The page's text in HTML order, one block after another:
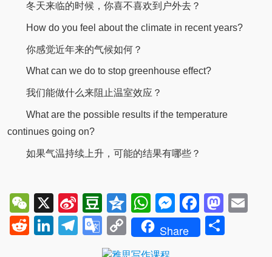
冬天来临的时候，你喜不喜欢到户外去？
How do you feel about the climate in recent years?
你感觉近年来的气候如何？
What can we do to stop greenhouse effect?
我们能做什么来阻止温室效应？
What are the possible results if the temperature
continues going on?
如果气温持续上升，可能的结果有哪些？
WeChat
X
Sina
Weibo
Douban
QzoneWhatsApp
Messenger
RedditLinkedIn
Telegram
Google
Translate
Copy
Link
Share